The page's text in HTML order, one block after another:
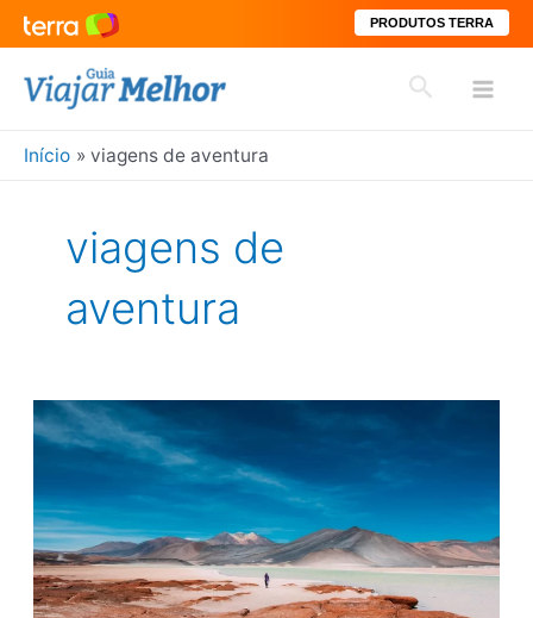
PRODUTOS TERRA
para
conteúdo
Pesquisar
Início viagens de aventura
viagens de
aventura